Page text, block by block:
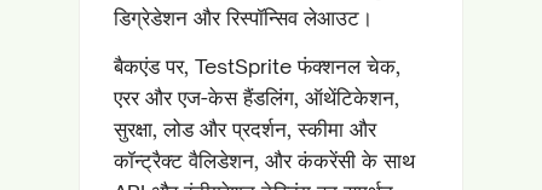
डिग्रेडेशन और रिस्पॉन्सिव लेआउट।
बैकएंड पर, TestSprite फंक्शनल चेक,
एरर और एज-केस हैंडलिंग, ऑथेंटिकेशन,
सुरक्षा, लोड और प्रदर्शन, स्कीमा और
कॉन्ट्रैक्ट वैलिडेशन, और कंकरेंसी के साथ